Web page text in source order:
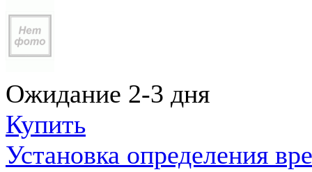
Ожидание 2-3 дня
Купить
Установка определения